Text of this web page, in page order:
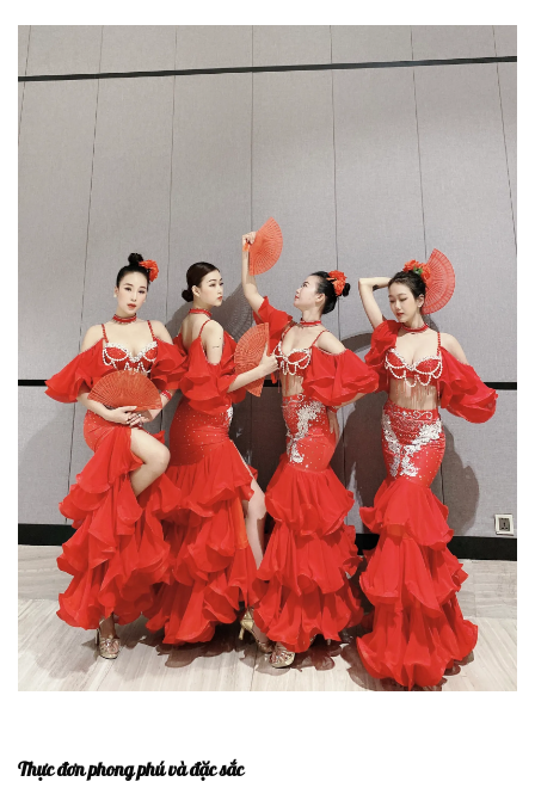
Thực đơn phong phú và đặc sắc